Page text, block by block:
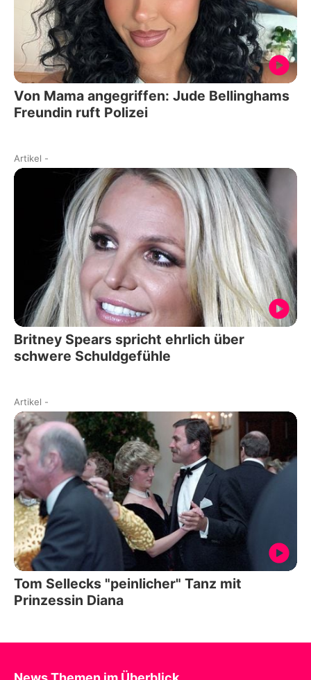
Von Mama angegriffen: Jude Bellinghams
Freundin ruft Polizei
Artikel -
Britney Spears spricht ehrlich über
schwere Schuldgefühle
Artikel -
Tom Sellecks "peinlicher" Tanz mit
Prinzessin Diana